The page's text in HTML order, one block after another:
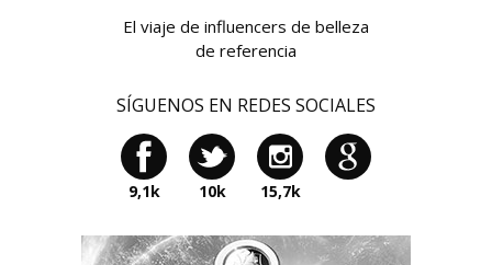
El viaje de influencers de belleza
de referencia
SÍGUENOS EN REDES SOCIALES
9,1k 10k 15,7k